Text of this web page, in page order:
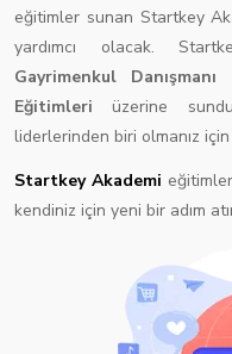
eğitimler sunan Startkey
yardımcı olacak.
Gayrimenkul
Eğitimleri üzerine
liderlerinden biri olmanız için
Startkey Akademi
kendiniz için yeni bir adım